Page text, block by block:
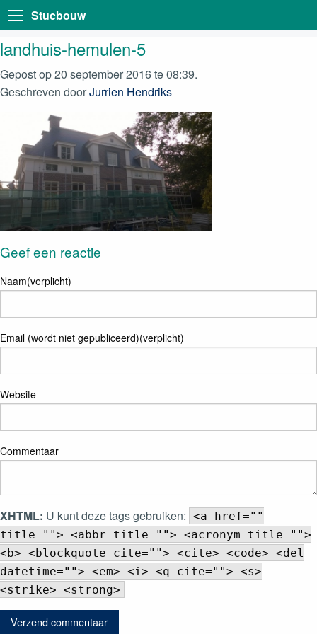
Stucbouw
landhuis-hemulen-5
Gepost op 20 september 2016 te 08:39.
Geschreven doorJurrien Hendriks
Geef een reactie
Naam(verplicht)
Email (wordt niet gepubliceerd)(verplicht)
Website
Commentaar
XHTML: U kunt deze tags gebruiken: <a href=""
title=""> <abbr title=""> <acronym title="">
<b> <blockquote cite=""> <cite> <code> <del
datetime=""> <em> <i> <q cite=""> <s>
<strike> <strong>